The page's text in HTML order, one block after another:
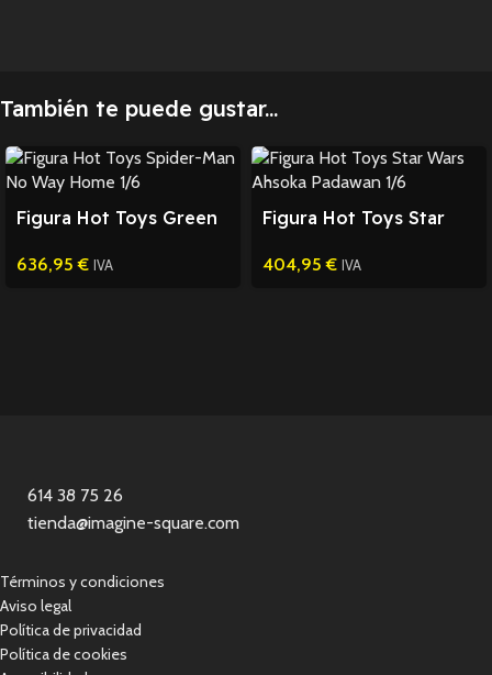
También te puede gustar...
Figura Hot Toys Green
636,95€ IVA
Figura Hot Toys Star
1/6
404,95€ IVA
614 38 75 26
tienda@imagine-square.com
Términos y condiciones
Aviso legal
Política de privacidad
Política de cookies